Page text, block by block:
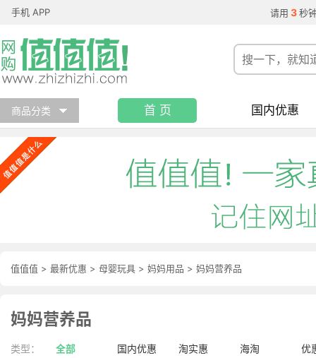
手机 APP 请用 3 秒
商品分类 首 页 国内优惠
值值值 > 最新优惠 > 母婴玩具 > 妈妈用品 > 妈妈营养品
妈妈营养品
类型： 全部 国内优惠 淘实惠 海淘 优